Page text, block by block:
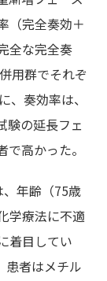
（完全奏効＋
全な完全奏
用群でそれぞ
、奏効率は、
験の延長フェ
高かった。
年齢（75歳
学療法に不適
着目してい
患者はメチル